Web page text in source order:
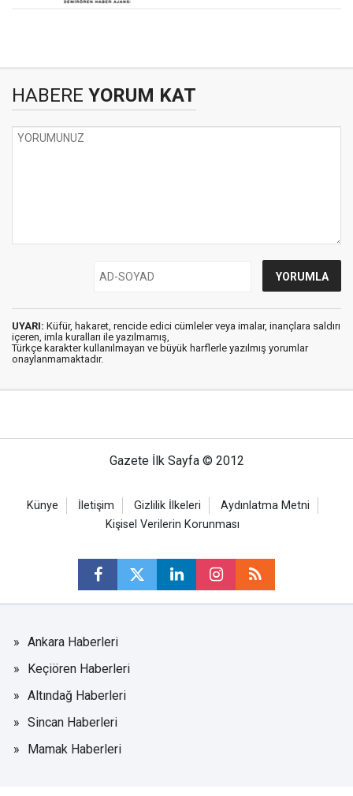
HABERE YORUM KAT
UYARI: Küfür, hakaret, rencide edici cümleler veya imalar, inançlara saldırı
içeren, imla kuralları ile yazılmamış,
Türkçe karakter kullanılmayan ve büyük harflerle yazılmış yorumlar
onaylanmamaktadır.
Gazete İlk Sayfa © 2012
Künye İletişim Gizlilik İlkeleri
Aydınlatma Metni
Kişisel Verilerin Korunması
Ankara Haberleri
Keçiören Haberleri
Altındağ Haberleri
Sincan Haberleri
Mamak Haberleri